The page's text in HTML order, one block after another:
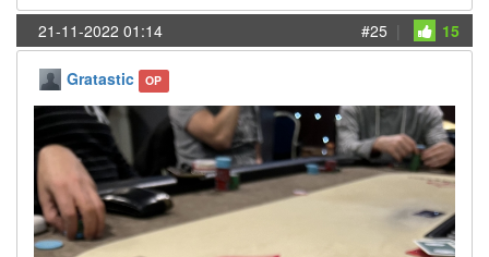
21-11-2022 01:14 #25 | 15
Gratastic OP